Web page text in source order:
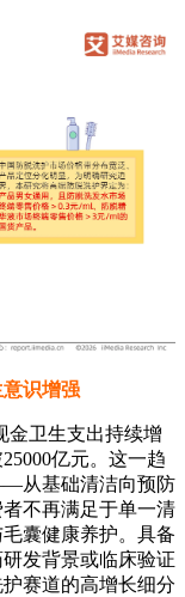
识增强
卫生支出持续增
亿元。这一趋
从基础清洁向预防
不再满足于单一清
囊健康养护。具备
发背景或临床验证
赛道的高增长细分